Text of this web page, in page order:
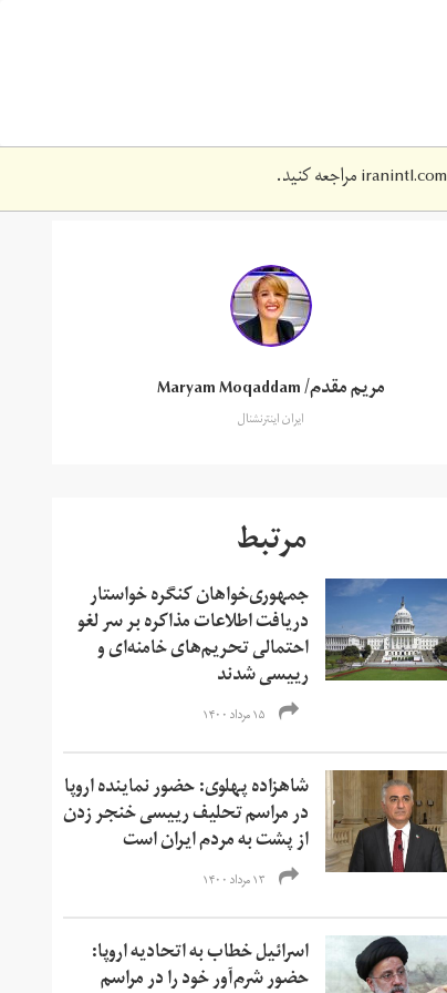
iranintl.comمراجعه کنید.
مریم مقدم/ Maryam Moqaddam
ایران اینترنشنال
مرتبط
جمهوری‌خواهان کنگره خواستار
دریافت اطلاعات مذاکره بر سر لغو
احتمالی تحریم‌های خامنه‌ای و
رییسی شدند
۱۵ مرداد ۱۴۰۰
شاهزاده پهلوی: حضور نماینده اروپا
در مراسم تحلیف رییسی خنجر زدن
از پشت به مردم ایران است
۱۳ مرداد ۱۴۰۰
اسرائیل خطاب به اتحادیه اروپا:
حضور شرم‌آور خود را در مراسم